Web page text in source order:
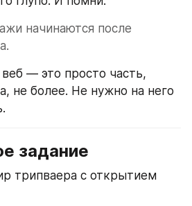
начинаются после
— это просто часть,
не более. Не нужно на него
задание
трипваера с открытием